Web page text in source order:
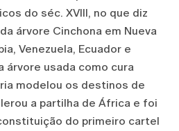
do séc. XVIII, no que diz
árvore Cinchona em Nueva
Venezuela, Ecuador e
árvore usada como cura
modelou os destinos de
a partilha de África e foi
do primeiro cartel